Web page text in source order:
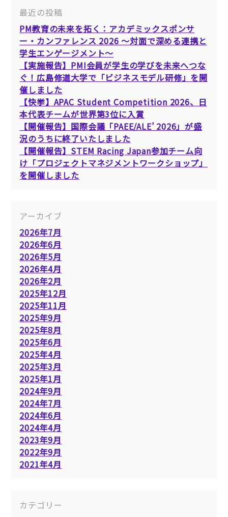
最近の投稿
PM教育の未来を拓く：アカデミックスポンサ
ー・カンファレンス 2026 ～対面で深める連携と
学生エンゲージメント～
【実施報告】PMI会員が学生の学びを未来へつな
ぐ！広島修道大学で「ビジネスモデル研修」を開
催しました
【快挙】APAC Student Competition 2026、日
本代表チームが世界第3位に入賞
【開催報告】国際会議「PAEE/ALE’ 2026」が盛
況のうちに終了いたしました
【開催報告】STEM Racing Japan参加チーム向
け「プロジェクトマネジメントワークショップ」
を開催しました
アーカイブ
2026年7月
2026年6月
2026年5月
2026年4月
2026年2月
2025年12月
2025年11月
2025年9月
2025年8月
2025年6月
2025年4月
2025年3月
2025年1月
2024年9月
2024年7月
2024年6月
2024年4月
2023年9月
2022年9月
2021年4月
カテゴリー